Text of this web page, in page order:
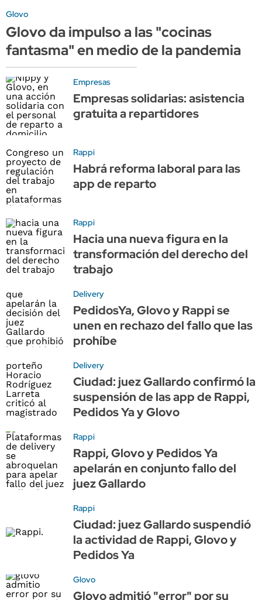
Glovo
Glovo da impulso a las "cocinas
fantasma" en medio de la pandemia
Empresas
Empresas solidarias: asistencia
gratuita a repartidores
Rappi
Habrá reforma laboral para las
app de reparto
Rappi
Hacia una nueva figura en la
transformación del derecho del
trabajo
Delivery
PedidosYa, Glovo y Rappi se
unen en rechazo del fallo que las
prohíbe
Delivery
Ciudad: juez Gallardo confirmó la
suspensión de las app de Rappi,
Pedidos Ya y Glovo
Rappi
Rappi, Glovo y Pedidos Ya
apelarán en conjunto fallo del
juez Gallardo
Rappi
Ciudad: juez Gallardo suspendió
la actividad de Rappi, Glovo y
Pedidos Ya
Glovo
Glovo admitió "error" por su